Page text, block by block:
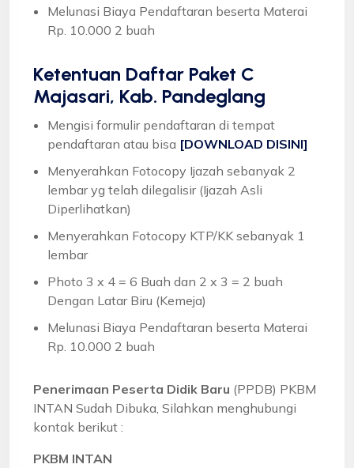
Melunasi Biaya Pendaftaran beserta Materai
Rp. 10.000 2 buah
Ketentuan Daftar Paket C
Majasari, Kab. Pandeglang
Mengisi formulir pendaftaran di tempat
pendaftaran atau bisa [DOWNLOAD DISINI]
Menyerahkan Fotocopy Ijazah sebanyak 2
lembar yg telah dilegalisir (Ijazah Asli
Diperlihatkan)
Menyerahkan Fotocopy KTP/KK sebanyak 1
lembar
Photo 3 x 4 = 6 Buah dan 2 x 3 = 2 buah
Dengan Latar Biru (Kemeja)
Melunasi Biaya Pendaftaran beserta Materai
Rp. 10.000 2 buah
Penerimaan Peserta Didik Baru (PPDB) PKBM
INTAN Sudah Dibuka, Silahkan menghubungi
kontak berikut :
PKBM INTAN